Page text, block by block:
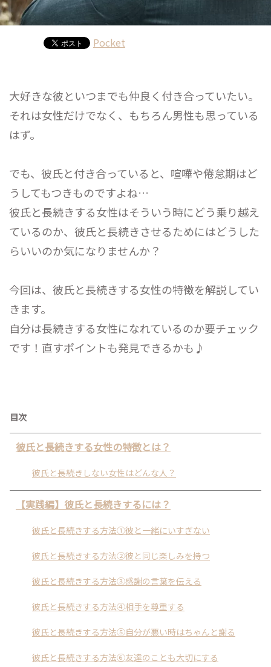
Pocket
大好きな彼といつまでも仲良く付き合っていたい。
それは女性だけでなく、もちろん男性も思っている
はず。
でも、彼氏と付き合っていると、喧嘩や倦怠期はど
うしてもつきものですよね…
彼氏と長続きする女性はそういう時にどう乗り越え
ているのか、彼氏と長続きさせるためにはどうした
らいいのか気になりませんか？
今回は、彼氏と長続きする女性の特徴を解説してい
きます。
自分は長続きする女性になれているのか要チェック
です！直すポイントも発見できるかも♪
目次
彼氏と長続きする女性の特徴とは？
彼氏と長続きしない女性はどんな人？
【実践編】彼氏と長続きするには？
彼氏と長続きする方法①彼と一緒にいすぎない
彼氏と長続きする方法②彼と同じ楽しみを持つ
彼氏と長続きする方法③感謝の言葉を伝える
彼氏と長続きする方法④相手を尊重する
彼氏と長続きする方法⑤自分が悪い時はちゃんと謝る
彼氏と長続きする方法⑥友達のことも大切にする